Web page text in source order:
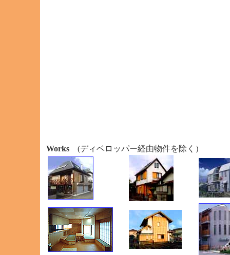
Works (ディベロッパー経由物件を除く）